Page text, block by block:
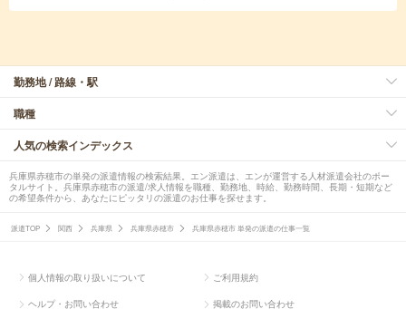
勤務地 / 路線・駅
職種
人気の検索インデックス
兵庫県赤穂市の単発の派遣情報の検索結果。エン派遣は、エンが運営する人材派遣会社のポー
タルサイト。兵庫県赤穂市の派遣/求人情報を職種、勤務地、時給、勤務時間、長期・短期など
の希望条件から、あなたにピッタリの派遣のお仕事を探せます。
派遣TOP 関西 兵庫県 兵庫県赤穂市 兵庫県赤穂市 単発の派遣の仕事一覧
個人情報の取り扱いについて ご利用規約
ヘルプ・お問い合わせ 掲載のお問い合わせ